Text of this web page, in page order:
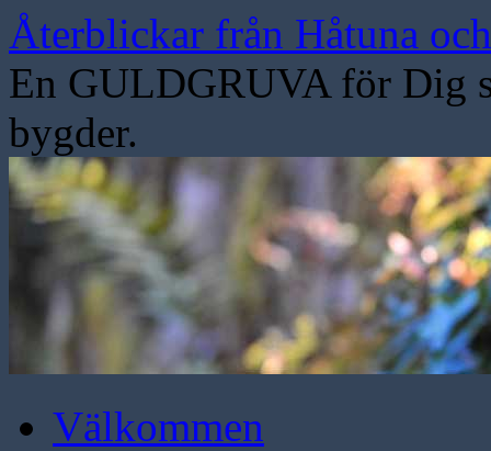
Hoppa
till
innehåll
Återblickar från Håtuna
En GULDGRUVA för Dig
bygder.
Välkommen